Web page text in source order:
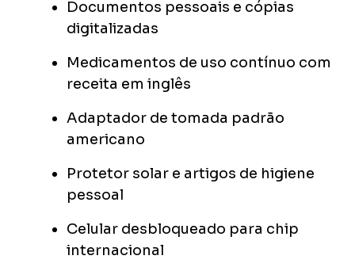
Documentos pessoais e cópias
digitalizadas
Medicamentos de uso contínuo com
receita em inglês
Adaptador de tomada padrão
americano
Protetor solar e artigos de higiene
pessoal
Celular desbloqueado para chip
internacional